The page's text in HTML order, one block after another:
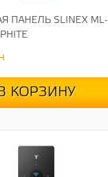
ПАНЕЛЬ SLINEX ML-
КОРЗИНУ